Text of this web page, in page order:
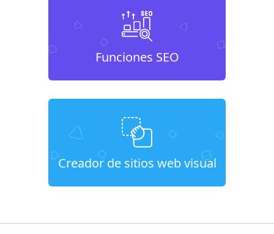
Funciones SEO
Creador de sitios web visual